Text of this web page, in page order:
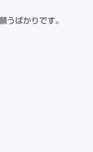
うばかりです。